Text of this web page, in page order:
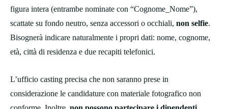
figura intera (entrambe nominate con “Cognome_Nome”),
scattate su fondo neutro, senza accessori o occhiali, non selfie.
Bisognerà indicare naturalmente i propri dati: nome, cognome,
età, città di residenza e due recapiti telefonici.
L’ufficio casting precisa che non saranno prese in
considerazione le candidature con materiale fotografico non